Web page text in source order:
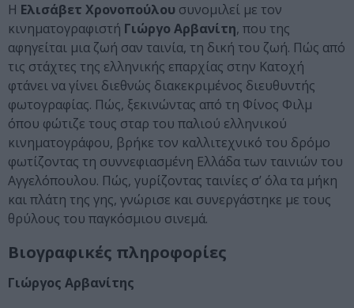
Η Ελισάβετ Χρονοπούλου συνομιλεί με τον
κινηματογραφιστή Γιώργο Αρβανίτη, που της
αφηγείται μια ζωή σαν ταινία, τη δική του ζωή. Πώς από
τις στάχτες της ελληνικής επαρχίας στην Κατοχή
φτάνει να γίνει διεθνώς διακεκριμένος διευθυντής
φωτογραφίας. Πώς, ξεκινώντας από τη Φίνος Φιλμ
όπου φώτιζε τους σταρ του παλιού ελληνικού
κινηματο­γράφου, βρήκε τον καλλιτεχνικό του δρόμο
φωτίζοντας τη συννεφιασμένη Ελλάδα των ταινιών του
Αγγελόπουλου. Πώς, γυρίζοντας ταινίες σ’ όλα τα μήκη
και πλάτη της γης, γνώρισε και συνεργάστηκε με τους
θρύλους του παγκόσμιου σινεμά.
Βιογραφικές πληροφορίες
Γιώργος Αρβανίτης